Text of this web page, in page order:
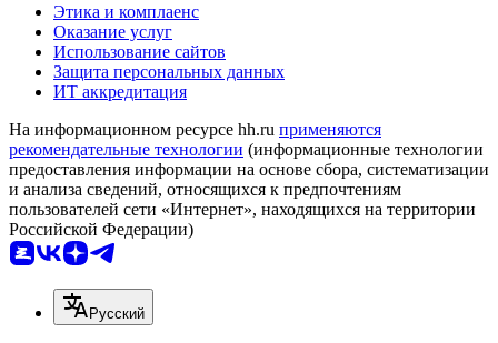
Этика и комплаенс
Оказание услуг
Использование сайтов
Защита персональных данных
ИТ аккредитация
На информационном ресурсе hh.ru применяются
рекомендательные технологии (информационные технологии
предоставления информации на основе сбора, систематизации
и анализа сведений, относящихся к предпочтениям
пользователей сети «Интернет», находящихся на территории
Российской Федерации)
Русский